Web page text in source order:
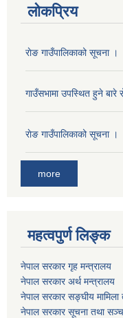
लोकप्रिय
राेङ गाउँपालिकाको सूचना ।
गाउँसभामा उपस्थित हुने बारे
राेङ गाउँपालिकाको सूचना ।
more
महत्वपुर्ण लिङ्क
नेपाल सरकार गृह मन्त्रालय
नेपाल सरकार अर्थ मन्त्रालय
नेपाल सरकार सङ्घीय मामिला
नेपाल सरकार सूचना तथा